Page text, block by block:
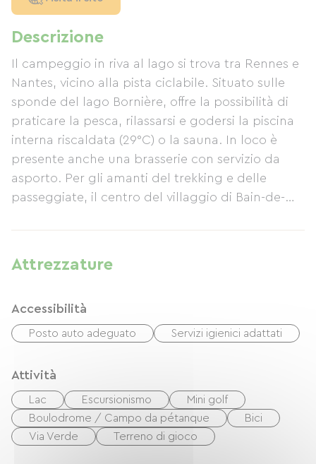
Descrizione
Il campeggio in riva al lago si trova tra Rennes e
Nantes, vicino alla pista ciclabile. Situato sulle
sponde del lago Bornière, offre la possibilità di
praticare la pesca, rilassarsi e godersi la piscina
interna riscaldata (29°C) o la sauna. In loco è
presente anche una brasserie con servizio da
asporto. Per gli amanti del trekking e delle
passeggiate, il centro del villaggio di Bain-de-
sentiero che circonda il lago.
Attrezzature
Accessibilità
Posto auto adeguato Servizi igienici adattati
Attività
Lac Escursionismo
Mini golf
Boulodrome / Campo da pétanque
Bici
Via Verde
Terreno di gioco